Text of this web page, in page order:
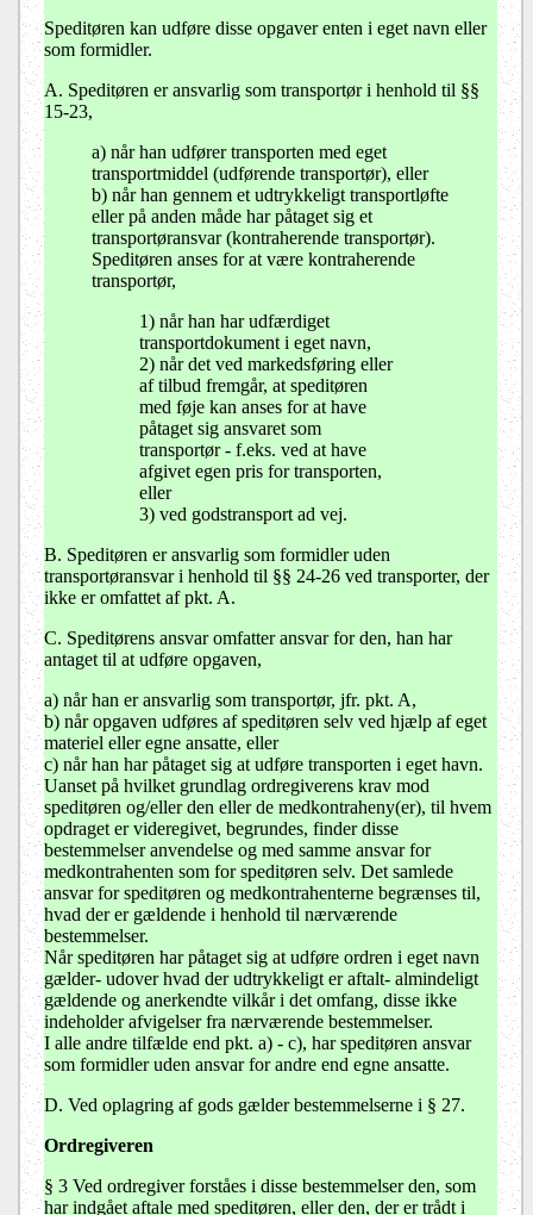
Speditøren kan udføre disse opgaver enten i eget navn eller
som formidler.
A. Speditøren er ansvarlig som transportør i henhold til §§
15-23,
a) når han udfører transporten med eget
transportmiddel (udførende transportør), eller
b) når han gennem et udtrykkeligt transportløfte
eller på anden måde har påtaget sig et
transportøransvar (kontraherende transportør).
Speditøren anses for at være kontraherende
transportør,
1) når han har udfærdiget
transportdokument i eget navn,
2) når det ved markedsføring eller
af tilbud fremgår, at speditøren
med føje kan anses for at have
påtaget sig ansvaret som
transportør - f.eks. ved at have
afgivet egen pris for transporten,
eller
3) ved godstransport ad vej.
B. Speditøren er ansvarlig som formidler uden
transportøransvar i henhold til §§ 24-26 ved transporter, der
ikke er omfattet af pkt. A.
C. Speditørens ansvar omfatter ansvar for den, han har
antaget til at udføre opgaven,
a) når han er ansvarlig som transportør, jfr. pkt. A,
b) når opgaven udføres af speditøren selv ved hjælp af eget
materiel eller egne ansatte, eller
c) når han har påtaget sig at udføre transporten i eget havn.
Uanset på hvilket grundlag ordregiverens krav mod
speditøren og/eller den eller de medkontraheny(er), til hvem
opdraget er videregivet, begrundes, finder disse
bestemmelser anvendelse og med samme ansvar for
medkontrahenten som for speditøren selv. Det samlede
ansvar for speditøren og medkontrahenterne begrænses til,
hvad der er gældende i henhold til nærværende
bestemmelser.
Når speditøren har påtaget sig at udføre ordren i eget navn
gælder- udover hvad der udtrykkeligt er aftalt- almindeligt
gældende og anerkendte vilkår i det omfang, disse ikke
indeholder afvigelser fra nærværende bestemmelser.
I alle andre tilfælde end pkt. a) - c), har speditøren ansvar
som formidler uden ansvar for andre end egne ansatte.
D. Ved oplagring af gods gælder bestemmelserne i § 27.
Ordregiveren
§ 3 Ved ordregiver forståes i disse bestemmelser den, som
har indgået aftale med speditøren, eller den, der er trådt i